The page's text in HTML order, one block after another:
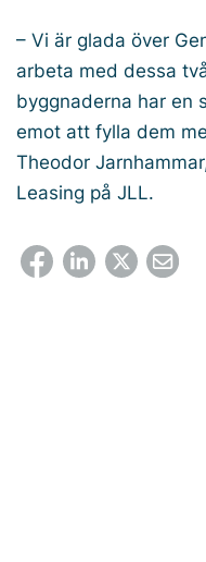
– Vi är glada över
arbeta med dessa
byggnaderna har en
emot att fylla dem
Theodor
Leasing på JLL.